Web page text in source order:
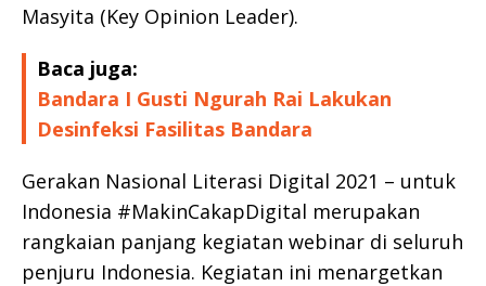
Masyita (Key Opinion Leader).
Baca juga:
Bandara I Gusti Ngurah Rai Lakukan
Desinfeksi Fasilitas Bandara
Gerakan Nasional Literasi Digital 2021 – untuk
Indonesia #MakinCakapDigital merupakan
rangkaian panjang kegiatan webinar di seluruh
penjuru Indonesia. Kegiatan ini menargetkan